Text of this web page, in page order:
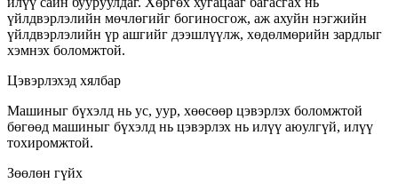
үйлдвэрлэлийн мөчлөгийг богиносгож, аж ахуйн нэгжийн
үйлдвэрлэлийн үр ашгийг дээшлүүлж, хөдөлмөрийн зардлыг
хэмнэх боломжтой.
Цэвэрлэхэд хялбар
Машиныг бүхэлд нь ус, уур, хөөсөөр цэвэрлэх боломжтой
бөгөөд машиныг бүхэлд нь цэвэрлэх нь илүү аюулгүй, илүү
тохиромжтой.
Зөөлөн гүйх